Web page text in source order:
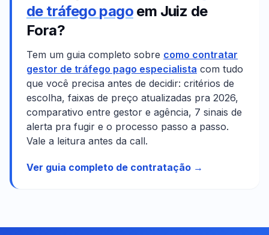
de tráfego pago em Juiz de
Fora?
Tem um guia completo sobre como contratar
gestor de tráfego pago especialista com tudo
que você precisa antes de decidir: critérios de
escolha, faixas de preço atualizadas pra 2026,
comparativo entre gestor e agência, 7 sinais de
alerta pra fugir e o processo passo a passo.
Vale a leitura antes da call.
Ver guia completo de contratação →